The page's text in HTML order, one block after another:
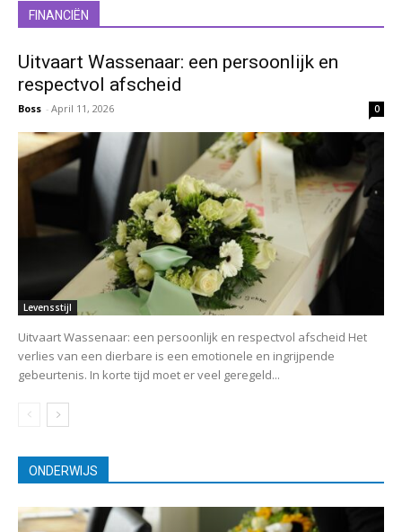
FINANCIËN
Uitvaart Wassenaar: een persoonlijk en
respectvol afscheid
Boss - April 11, 2026 0
Levensstijl
Uitvaart Wassenaar: een persoonlijk en respectvol afscheid Het
verlies van een dierbare is een emotionele en ingrijpende
gebeurtenis. In korte tijd moet er veel geregeld...
ONDERWIJS